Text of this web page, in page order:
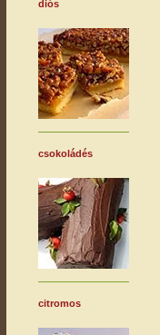
diós
csokoládés
citromos